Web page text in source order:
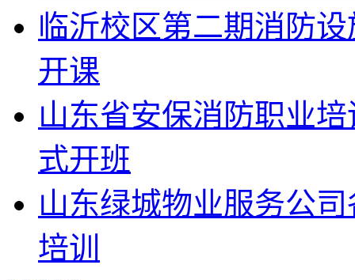
临沂校区第二期消防
开课
山东省安保消防职业
式开班
山东绿城物业服务公
培训